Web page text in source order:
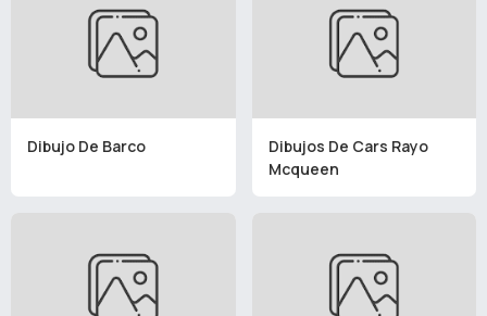
Dibujo De Barco
Dibujos De Cars Rayo
Mcqueen